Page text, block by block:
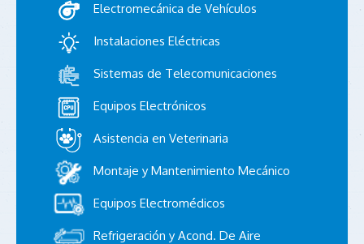
Electromecánica de Vehículos
Instalaciones Eléctricas
Sistemas de Telecomunicaciones
Equipos Electrónicos
Asistencia en Veterinaria
Montaje y Mantenimiento Mecánico
Equipos Electromédicos
Refrigeración y Acond. De Aire